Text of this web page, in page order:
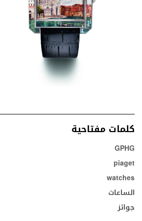
كلمات مفتاحية
GPHG
piaget
watches
الساعات
جوائز